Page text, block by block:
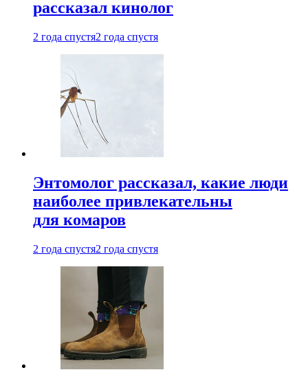
рассказал кинолог
2 года спустя2 года спустя
Энтомолог рассказал, какие люди
наиболее привлекательны
для комаров
2 года спустя2 года спустя